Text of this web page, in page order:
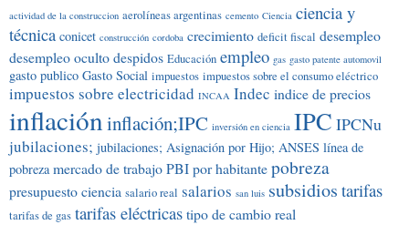
actividad de la construccion aerolíneas argentinas cemento Ciencia ciencia y
técnica conicet construcción cordoba crecimiento deficit fiscal desempleo
desempleo ocultodespidos Educación empleo gas gasto patente automovil
gasto publico Gasto Social impuestos impuestos sobre el consumo eléctrico
impuestos sobre electricidad INCAA Indec indice de precios
inflacióninflación;IPC inversión en ciencia IPC IPCNu
jubilaciones; jubilaciones; Asignación por Hijo; ANSES línea de
pobreza mercado de trabajoPBI por habitantepobreza
presupuesto ciencia salario real salarios san luis subsidios tarifas
tarifas de gas tarifas eléctricastipo de cambio real